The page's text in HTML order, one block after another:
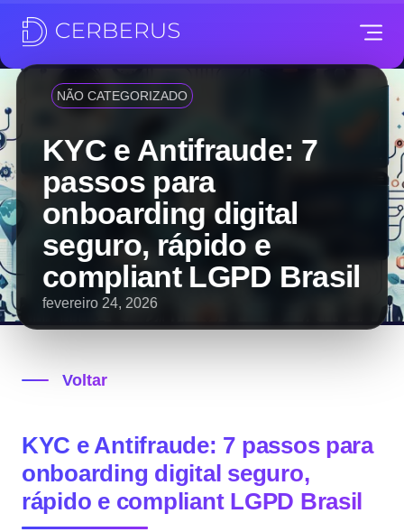
NÃO CATEGORIZADO
KYC e Antifraude: 7
passos para
onboarding digital
seguro, rápido e
compliant LGPD Brasil
fevereiro 24, 2026
Voltar
KYC e Antifraude: 7 passos para
onboarding digital seguro,
rápido e compliant LGPD Brasil